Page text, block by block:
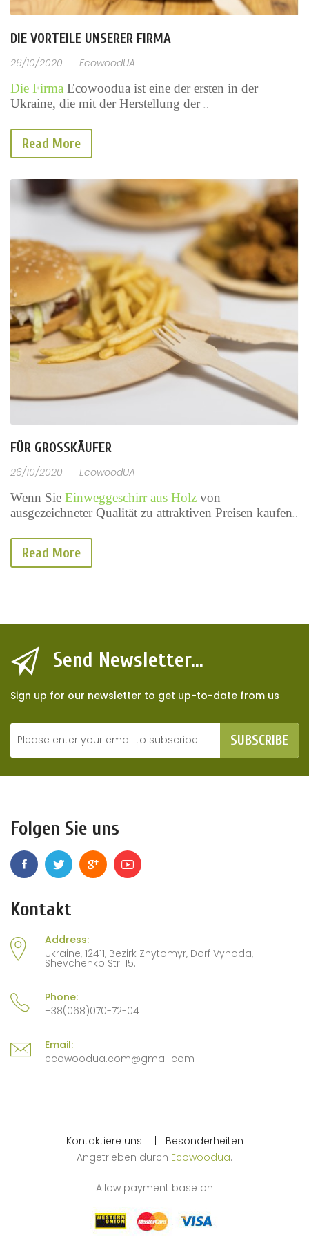
DIE VORTEILE UNSERER FIRMA
26/10/2020 EcowoodUA
Die Firma Ecowoodua ist eine der ersten in der
Ukraine, die mit der Herstellung der
Read More
FÜR GROSSKÄUFER
26/10/2020 EcowoodUA
Wenn Sie Einweggeschirr aus Holz von
ausgezeichneter Qualität zu attraktiven Preisen kaufen
Read More
Send Newsletter...
Sign up for our newsletter to get up-to-date from us
SUBSCRIBE
Folgen Sie uns
Kontakt
Address:
Ukraine, 12411, Bezirk Zhytomyr, Dorf Vyhoda,
Shevchenko Str. 15.
Phone:
+38(068)070-72-04
Email:
ecowoodua.com@gmail.com
Kontaktiere uns
Besonderheiten
Angetrieben durch Ecowoodua.
Allow payment base on